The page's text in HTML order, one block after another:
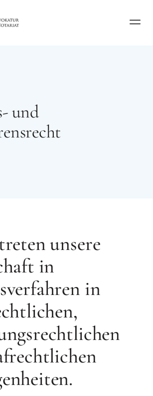
und
unsere
in
in